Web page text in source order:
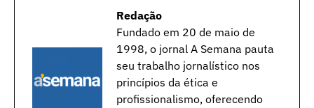
Redação
Fundado em 20 de maio de
1998, o jornal A Semana pauta
seu trabalho jornalístico nos
princípios da ética e
profissionalismo, oferecendo